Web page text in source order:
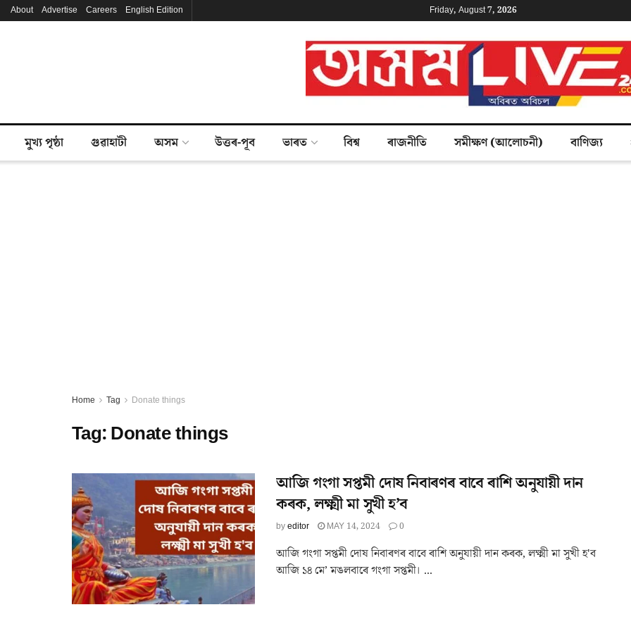
About Advertise Careers English Edition Friday, August 7, 2026
মুখ্য পৃষ্ঠা গুৱাহাটী অসম উত্তৰ-পূব ভাৰত বিশ্ব ৰাজনীতি সমীক্ষণ (আলোচনী) বাণিজ্য
Home Tag Donate things
Tag:Donate things
আজি গংগা সপ্তমী দোষ নিবাৰণৰ বাবে ৰাশি অনুযায়ী দান
কৰক, লক্ষ্মী মা সুখী হ’ব
byeditor MAY 14, 2024 0
আজি গংগা সপ্তমী দোষ নিবাৰণৰ বাবে ৰাশি অনুযায়ী দান কৰক, লক্ষ্মী মা সুখী হ'ব
আজি ১৪ মে’ মঙলবাৰে গংগা সপ্তমী। ...